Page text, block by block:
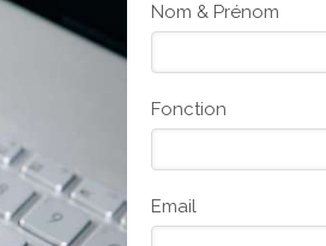
Nom & Prénom
Fonction
Email